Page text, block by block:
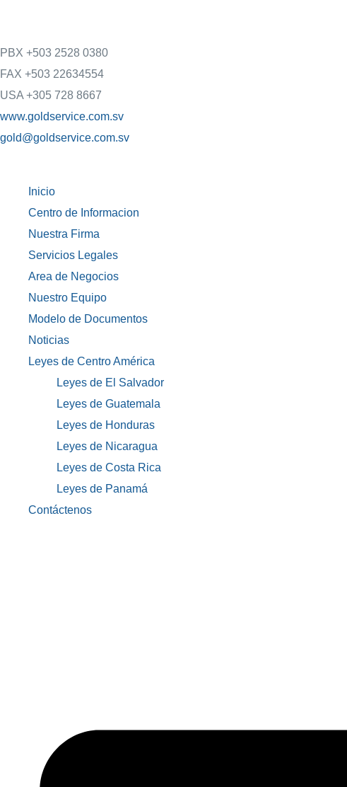
PBX +503 2528 0380
FAX +503 22634554
USA +305 728 8667
www.goldservice.com.sv
gold@goldservice.com.sv
Inicio
Centro de Informacion
Nuestra Firma
Servicios Legales
Area de Negocios
Nuestro Equipo
Modelo de Documentos
Noticias
Leyes de Centro América
Leyes de El Salvador
Leyes de Guatemala
Leyes de Honduras
Leyes de Nicaragua
Leyes de Costa Rica
Leyes de Panamá
Contáctenos